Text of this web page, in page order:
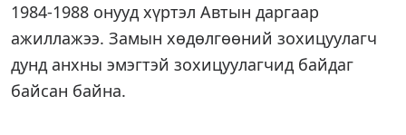
1984-1988 онууд хүртэл Автын даргаар
ажиллажээ. Замын хөдөлгөөний зохицуулагч
дунд анхны эмэгтэй зохицуулагчид байдаг
байсан байна.